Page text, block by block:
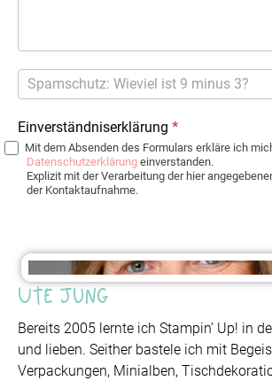
Einverständniserklärung *
Mit dem Absenden des Formulars erkläre ich
Datenschutzerklärung einverstanden.
Explizit mit der Verarbeitung der hier
der Kontaktaufnahme.
Ute Jung
Bereits 2005 lernte ich Stampin’ Up! in
und lieben. Seither bastele ich mit
Verpackungen, Minialben,